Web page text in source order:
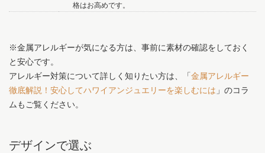
格はお高めです。
※金属アレルギーが気になる方は、事前に素材の確認をしておく
と安心です。
アレルギー対策について詳しく知りたい方は、「金属アレルギー
徹底解説！安心してハワイアンジュエリーを楽しむには 」のコラ
ムもご覧ください。
デザインで選ぶ